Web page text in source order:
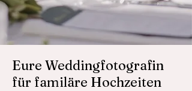
Eure Weddingfotografin
für familäre Hochzeiten